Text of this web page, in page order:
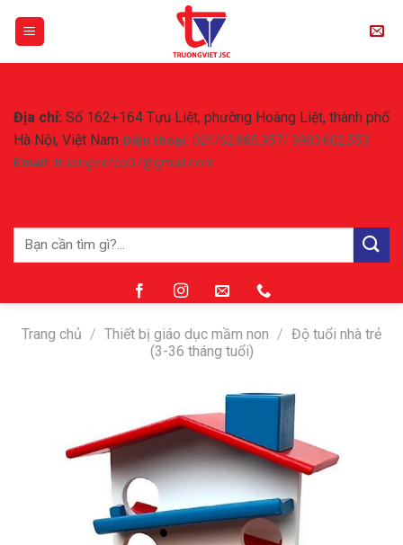
Địa chỉ: Số 162+164 Tựu Liệt, phường Hoàng Liệt, thành phố
Hà Nội, Việt Nam Điện thoại: 024/62.885.957/ 0983.602.553
Email : truongvietcp07@gmail.com
Tìm
Trang chủ / Thiết bị giáo dục mầm non / Độ tuổi nhà trẻ
(3-36 tháng tuổi)